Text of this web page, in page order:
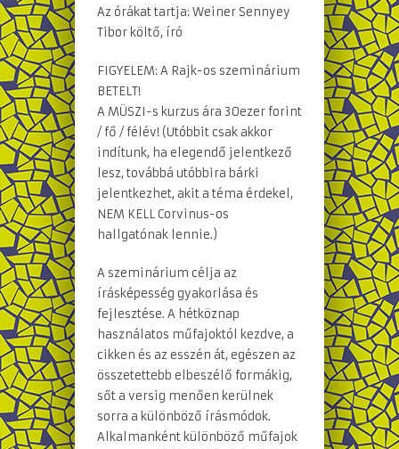
Az órákat tartja: Weiner Sennyey
Tibor költő, író
FIGYELEM: A Rajk-os szeminárium
BETELT!
A MÜSZI-s kurzus ára 30ezer forint
/ fő / félév! (Utóbbit csak akkor
indítunk, ha elegendő jelentkező
lesz, továbbá utóbbira bárki
jelentkezhet, akit a téma érdekel,
NEM KELL Corvinus-os
hallgatónak lennie.)
A szeminárium célja az
írásképesség gyakorlása és
fejlesztése. A hétköznap
használatos műfajoktól kezdve, a
cikken és az esszén át, egészen az
összetettebb elbeszélő formákig,
sőt a versig menően kerülnek
sorra a különböző írásmódok.
Alkalmanként különböző műfajok